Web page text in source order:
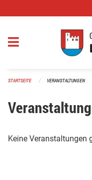
STARTSEITE VERANSTALTUNGEN
Keine Veranstaltungen